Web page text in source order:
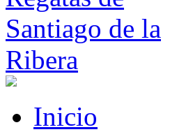
Inicio